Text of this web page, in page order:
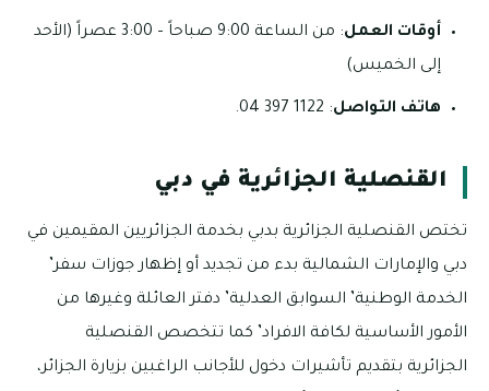
أوقات العمل
: من الساعة 9:00 صباحاً – 3:00 عصراً (الأحد
إلى الخميس)
هاتف التواصل: 1122 397 04.
القنصلية الجزائرية في دبي
تختص القنصلية الجزائرية بدبي بخدمة الجزائريين المقيمين في
دبي والإمارات الشمالية بدء من تجديد أو إظهار جوزات سفر’
الخدمة الوطنية’ السوابق العدلية’ دفتر العائلة وغيرها من
الأمور الأساسية لكافة الافراد’ كما تتخصص القنصلية
الجزائرية بتقديم تأشيرات دخول للأجانب الراغبين بزيارة الجزائر،